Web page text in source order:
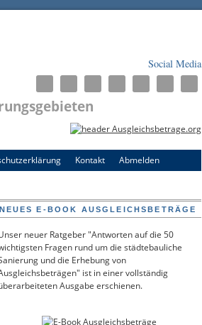
Social Media
Kontakt Abmelden
NEUES E-BOOK AUSGLEICHSBETRÄGE
neuer Ratgeber "Antworten auf die 50
Fragen rund um die städtebauliche
und die Erhebung von
ist in einer vollständig
Ausgabe erschienen.